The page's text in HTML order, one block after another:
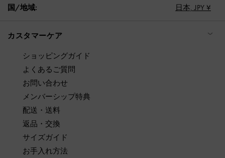
国/地域: 日本, JPY ¥
カスタマーケア
ショッピングガイド
よくあるご質問
お問い合わせ
メンバーシップ特典
配送・送料
返品・交換
サイズガイド
お手入れ方法